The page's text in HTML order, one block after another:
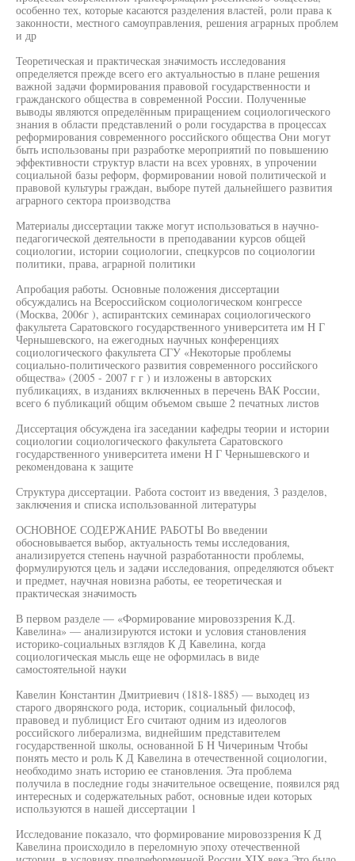
особенно тех, которые касаются разделения властей, роли права к
законности, местного самоуправления, решения аграрных проблем
и др
Теоретическая и практическая значимость исследования
определяется прежде всего его актуальностью в плане решения
важной задачи формирования правовой государственности и
гражданского общества в современной России. Полученные
выводы являются определённым приращением социологического
знания в области представлений о роли государства в процессах
реформирования современного российского общества Они могут
быть использованы при разработке мероприятий по повышению
эффективности структур власти на всех уровнях, в упрочении
социальной базы реформ, формировании новой политической и
правовой культуры граждан, выборе путей дальнейшего развития
аграрного сектора производства
Материалы диссертации также могут использоваться в научно-
педагогической деятельности в преподавании курсов общей
социологии, истории социологии, спецкурсов по социологии
политики, права, аграрной политики
Апробация работы. Основные положения диссертации
обсуждались на Всероссийском социологическом конгрессе
(Москва, 2006г ), аспирантских семинарах социологического
факультета Саратовского государственного университета им H Г
Чернышевского, на ежегодных научных конференциях
социологического факультета СГУ «Некоторые проблемы
социально-политического развития современного российского
общества» (2005 - 2007 г г ) и изложены в авторских
публикациях, в изданиях включенных в перечень ВАК России,
всего 6 публикаций общим объемом свыше 2 печатных листов
Диссертация обсуждена ira заседании кафедры теории и истории
социологии социологического факультета Саратовского
государственного университета имени H Г Чернышевского и
рекомендована к защите
Структура диссертации. Работа состоит из введения, 3 разделов,
заключения и списка использованной литературы
ОСНОВНОЕ СОДЕРЖАНИЕ РАБОТЫ Во введении
обосновывается выбор, актуальность темы исследования,
анализируется степень научной разработанности проблемы,
формулируются цель и задачи исследования, определяются объект
и предмет, научная новизна работы, ее теоретическая и
практическая значимость
В первом разделе — «Формирование мировоззрения К.Д.
Кавелина» — анализируются истоки и условия становления
историко-социальных взглядов К Д Кавелина, когда
социологическая мысль еще не оформилась в виде
самостоятельной науки
Кавелин Константин Дмитриевич (1818-1885) — выходец из
старого дворянского рода, историк, социальный философ,
правовед и публицист Его считают одним из идеологов
российского либерализма, виднейшим представителем
государственной школы, основанной Б H Чичериным Чтобы
понять место и роль К Д Кавелина в отечественной социологии,
необходимо знать историю ее становления. Эта проблема
получила в последние годы значительное освещение, появился ряд
интересных и содержательных работ, основные идеи которых
используются в нашей диссертации 1
Исследование показало, что формирование мировоззрения К Д
Кавелина происходило в переломную эпоху отечественной